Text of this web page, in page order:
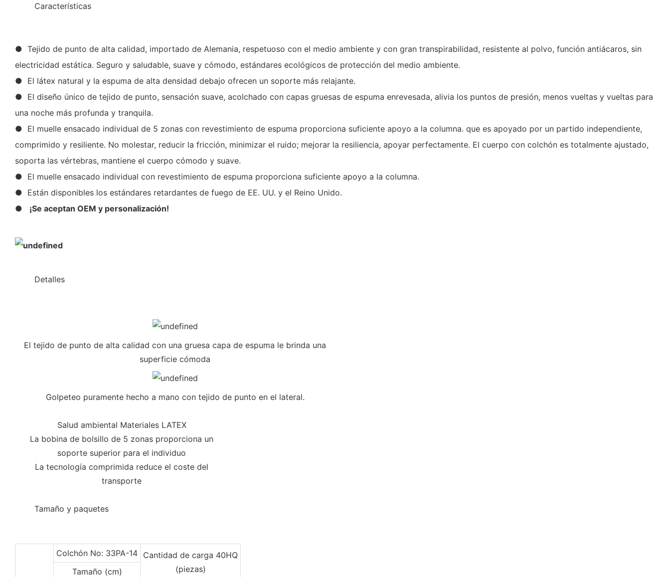
Características
● Tejido de punto de alta calidad, importado de Alemania, respetuoso con el medio ambiente y con gran transpirabilidad, resistente al polvo, función antiácaros, sin
electricidad estática. Seguro y saludable, suave y cómodo, estándares ecológicos de protección del medio ambiente.
● El látex natural y la espuma de alta densidad debajo ofrecen un soporte más relajante.
● El diseño único de tejido de punto, sensación suave, acolchado con capas gruesas de espuma enrevesada, alivia los puntos de presión, menos vueltas y vueltas para
una noche más profunda y tranquila.
● El muelle ensacado individual de 5 zonas con revestimiento de espuma proporciona suficiente apoyo a la columna. que es apoyado por un partido independiente,
comprimido y resiliente. No molestar, reducir la fricción, minimizar el ruido; mejorar la resiliencia, apoyar perfectamente. El cuerpo con colchón es totalmente ajustado,
soporta las vértebras, mantiene el cuerpo cómodo y suave.
● El muelle ensacado individual con revestimiento de espuma proporciona suficiente apoyo a la columna.
● Están disponibles los estándares retardantes de fuego de EE. UU. y el Reino Unido.
●
¡Se aceptan OEM y personalización!
Detalles
El tejido de punto de alta calidad con una gruesa capa de espuma le brinda una
superficie cómoda
Golpeteo puramente hecho a mano con tejido de punto en el lateral.
Salud ambiental Materiales LATEX
La bobina de bolsillo de 5 zonas proporciona un
soporte superior para el individuo
La tecnología comprimida reduce el coste del
transporte
Tamaño y paquetes
Colchón No: 33PA-14 Cantidad de carga 40HQ
(piezas)
Tamaño (cm)